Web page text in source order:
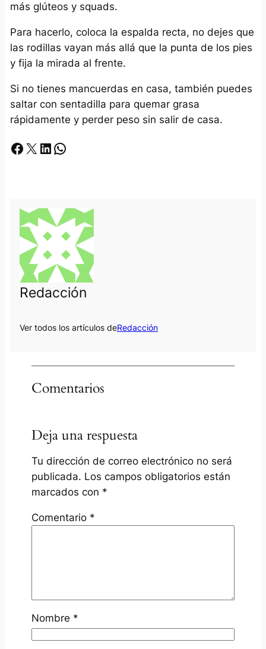
más glúteos y squads.
Para hacerlo, coloca la espalda recta, no dejes que
las rodillas vayan más allá que la punta de los pies
y fija la mirada al frente.
Si no tienes mancuerdas en casa, también puedes
saltar con sentadilla para quemar grasa
rápidamente y perder peso sin salir de casa.
Facebook X LinkedIn Whatsapp
Redacción
Ver todos los artículos deRedacción
Comentarios
Deja una respuesta
Tu dirección de correo electrónico no será
publicada. Los campos obligatorios están
marcados con *
Comentario *
Nombre *